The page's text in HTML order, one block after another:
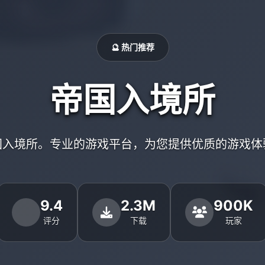
🔮 热门推荐
帝国入境所
境所。专业的游戏平台，为您提供优质的游戏
9.4
评分
2.3M
下载
900K
玩家